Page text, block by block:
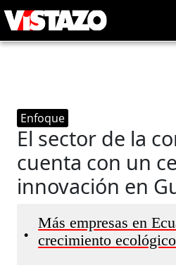
Enfoque
El sector de la
cuenta con un
innovación en
•
Más empresas en
crecimiento ecológico